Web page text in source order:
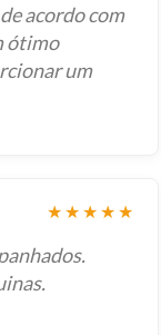
acordo com
ótimo
um
★★★★★